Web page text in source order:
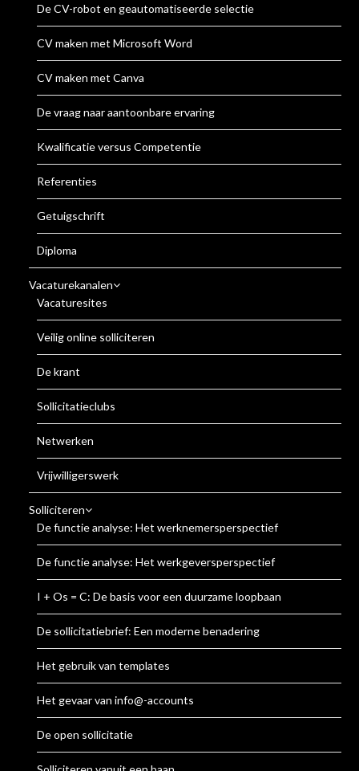
De CV-robot en geautomatiseerde selectie
CV maken met Microsoft Word
CV maken met Canva
De vraag naar aantoonbare ervaring
Kwalificatie versus Competentie
Referenties
Getuigschrift
Diploma
Vacaturekanalen
Vacaturesites
Veilig online solliciteren
De krant
Sollicitatieclubs
Netwerken
Vrijwilligerswerk
Solliciteren
De functie analyse: Het werknemersperspectief
De functie analyse: Het werkgeversperspectief
I + Os = C: De basis voor een duurzame loopbaan
De sollicitatiebrief: Een moderne benadering
Het gebruik van templates
Het gevaar van info@-accounts
De open sollicitatie